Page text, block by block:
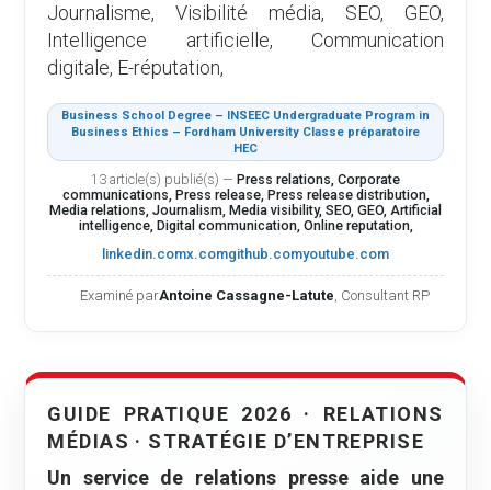
Journalisme, Visibilité média, SEO, GEO,
Intelligence artificielle, Communication
digitale, E-réputation,
Business School Degree – INSEEC Undergraduate Program in
Business Ethics – Fordham University Classe préparatoire
HEC
13 article(s) publié(s) — Press relations, Corporate
communications, Press release, Press release distribution,
Media relations, Journalism, Media visibility, SEO, GEO, Artificial
intelligence, Digital communication, Online reputation,
linkedin.comx.comgithub.comyoutube.com
Examiné parAntoine Cassagne-Latute, Consultant RP
GUIDE PRATIQUE 2026 · RELATIONS
MÉDIAS · STRATÉGIE D’ENTREPRISE
Un service de relations presse aide une